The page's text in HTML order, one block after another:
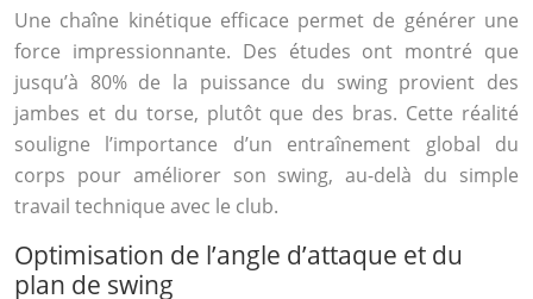
Une chaîne kinétique efficace permet de générer une
force impressionnante. Des études ont montré que
jusqu’à 80% de la puissance du swing provient des
jambes et du torse, plutôt que des bras. Cette réalité
souligne l’importance d’un entraînement global du
corps pour améliorer son swing, au-delà du simple
travail technique avec le club.
Optimisation de l’angle d’attaque et du
plan de swing